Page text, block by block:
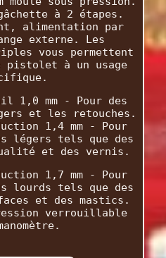
à 2 étapes.
alimentation par
externe. Les
vous permettent
pistolet à un usage
1,0 mm - Pour des
et les retouches.
1,4 mm - Pour
légers tels que des
et des vernis.
1,7 mm - Pour
lourds tels que des
et des mastics.
verrouillable